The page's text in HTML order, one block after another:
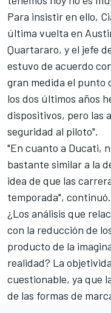
Para insistir en ello,
última vuelta en
Quartararo, y el jefe
estuvo de acuerdo
gran medida el punto
los dos últimos años
dispositivos, pero las
seguridad al piloto".
"En cuanto a Ducati,
bastante similar a la
idea de que las
temporada", continuó.
¿Los análisis que
con la reducción de
producto de la
realidad? La
cuestionable, ya que
de las formas de